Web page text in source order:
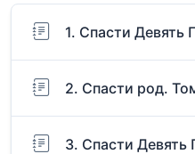
1. Спасти Девять
2. Спасти род.
3. Спасти Девять